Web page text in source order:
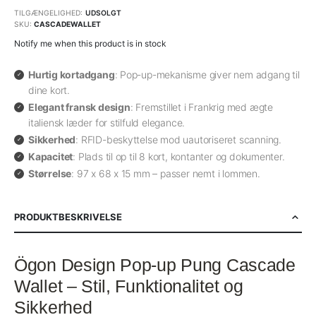
TILGÆNGELIGHED: UDSOLGT
SKU CASCADEWALLET
Notify me when this product is in stock
Hurtig kortadgang: Pop-up-mekanisme giver nem adgang til
dine kort.
Elegant fransk design: Fremstillet i Frankrig med ægte
italiensk læder for stilfuld elegance.
Sikkerhed: RFID-beskyttelse mod uautoriseret scanning.
Kapacitet: Plads til op til 8 kort, kontanter og dokumenter.
Størrelse: 97 x 68 x 15 mm – passer nemt i lommen.
PRODUKTBESKRIVELSE
Ögon Design Pop-up Pung Cascade
Wallet – Stil, Funktionalitet og
Sikkerhed